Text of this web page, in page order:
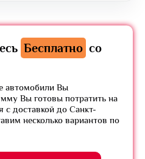
Бесплатно со
автомобили Вы
Вы готовы потратить на
с доставкой до Санкт-
несколько вариантов по